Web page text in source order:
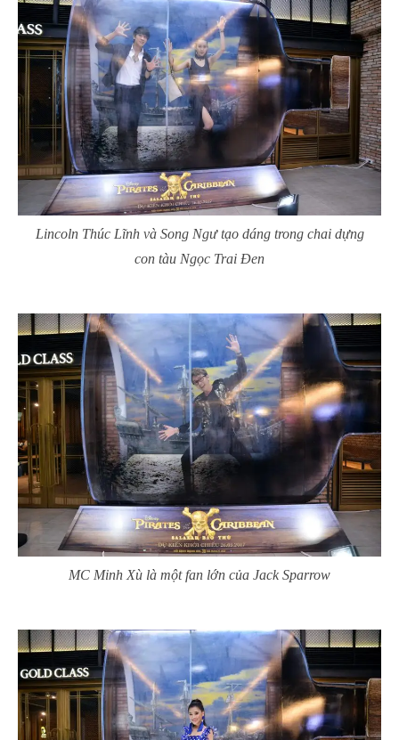
Lincoln Thúc Lĩnh và Song Ngư tạo dáng trong chai dựng
con tàu Ngọc Trai Đen
MC Minh Xù là một fan lớn của Jack Sparrow